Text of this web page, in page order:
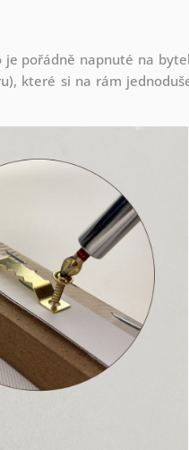
pořádně napnuté na
které si na rám